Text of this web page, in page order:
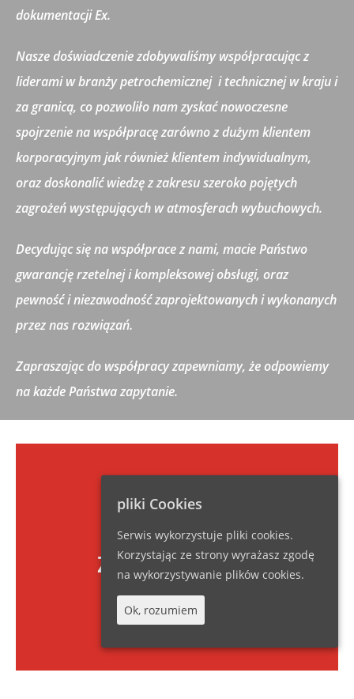
dokumentacji Ex.
Nasze doświadczenie zdobywaliśmy współpracując z
liderami w branży petrochemicznej i technicznej w kraju i
za granicą, co pozwoliło nam zyskać nowoczesne
spojrzenie na współpracę zarówno z dużym klientem
korporacyjnym jak również klientem indywidualnym,
oraz doskonalić wiedzę z zakresu szeroko pojętych
zagrożeń występujących w atmosferach wybuchowych.
Decydując się na współprace z nami, macie Państwo
gwarancję rzetelnej i kompleksowej obsługi, oraz
pewność i niezawodność zaprojektowanych i wykonanych
przez nas rozwiązań.
Zapraszającdo współpracy zapewniamy, że odpowiemy
na każde Państwa zapytanie.
Zapraszamy do
współpracy
pliki Cookies
Serwis wykorzystuje pliki cookies.
Korzystając ze strony wyrażasz zgodę
na wykorzystywanie plików cookies.
Ok, rozumiem